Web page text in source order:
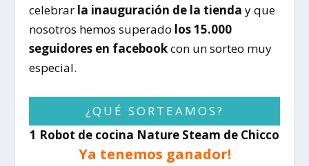
celebrar la inauguración de la tienda y que
nosotros hemos superado los 15.000
seguidores en facebookcon un sorteo muy
especial.
¿QUÉ SORTEAMOS?
1 Robot de cocina Nature Steam de Chicco
Ya tenemos ganador!